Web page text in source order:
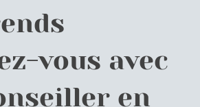
vous avec
en